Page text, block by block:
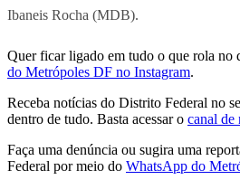
Ibaneis Rocha (MDB).
Quer ficar ligado em tudo o que rola no
do Metrópoles DF no Instagram.
Receba notícias do Distrito Federal no
dentro de tudo. Basta acessar o canal de
Faça uma denúncia ou sugira uma
Federal por meio do WhatsApp do